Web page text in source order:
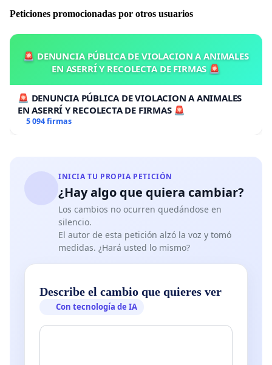
Peticiones promocionadas por otros usuarios
🚨 DENUNCIA PÚBLICA DE VIOLACION A ANIMALES
EN ASERRÍ Y RECOLECTA DE FIRMAS 🚨
🚨 DENUNCIA PÚBLICA DE VIOLACION A ANIMALES
EN ASERRÍ Y RECOLECTA DE FIRMAS 🚨
5 094 firmas
INICIA TU PROPIA PETICIÓN
¿Hay algo que quiera cambiar?
Los cambios no ocurren quedándose en
silencio.
El autor de esta petición alzó la voz y tomó
medidas. ¿Hará usted lo mismo?
Describe el cambio que quieres ver
Con tecnología de IA